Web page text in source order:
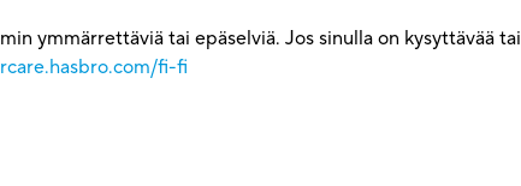
ymmärrettäviä tai epäselviä. Jos sinulla on kysyttävää tai
fi-fi